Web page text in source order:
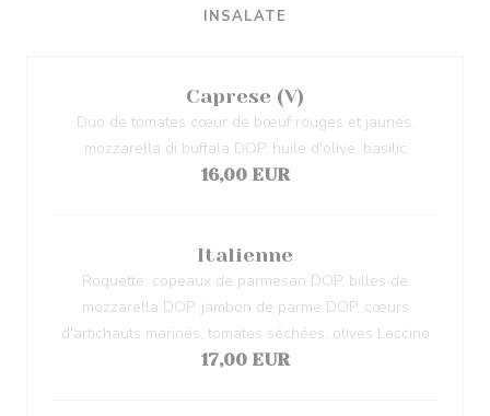
INSALATE
Caprese (V)
Duo de tomates cœur de bœuf rouges et jaunes,
mozzarella di buffala DOP, huile d'olive, basilic
16,00 EUR
Italienne
Roquette, copeaux de parmesan DOP, billes de
mozzarella DOP, jambon de parme DOP, cœurs
d'artichauts marinés, tomates séchées, olives Leccino
17,00 EUR